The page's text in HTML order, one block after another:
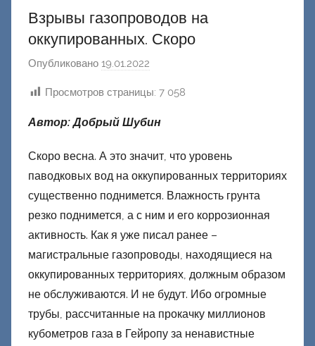
Взрывы газопроводов на
оккупированных. Скоро
Опубликовано 19.01.2022
т
о
о
м
Ф
а
о
н
е
Просмотров страницы: 7 058
Автор: Добрый Шубин
Скоро весна. А это значит, что уровень
паводковых вод на оккупированных территориях
существенно поднимется. Влажность грунта
резко поднимется, а с ним и его коррозионная
активность. Как я уже писал ранее –
магистральные газопроводы, находящиеся на
оккупированных территориях, должным образом
не обслуживаются. И не будут. Ибо огромные
трубы, рассчитанные на прокачку миллионов
кубометров газа в Гейропу за ненавистные